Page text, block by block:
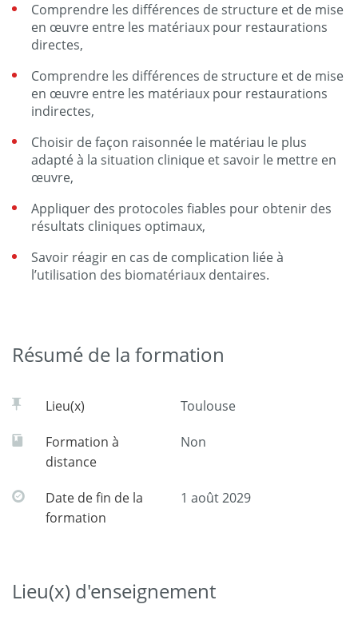
Comprendre les différences de structure et de mise
en œuvre entre les matériaux pour restaurations
directes,
Comprendre les différences de structure et de mise
en œuvre entre les matériaux pour restaurations
indirectes,
Choisir de façon raisonnée le matériau le plus
adapté à la situation clinique et savoir le mettre en
œuvre,
Appliquer des protocoles fiables pour obtenir des
résultats cliniques optimaux,
Savoir réagir en cas de complication liée à
l’utilisation des biomatériaux dentaires.
Résumé de la formation
Lieu(x) Toulouse
Formation à
distance
Non
Date de fin de la
formation
1 août 2029
Lieu(x) d'enseignement